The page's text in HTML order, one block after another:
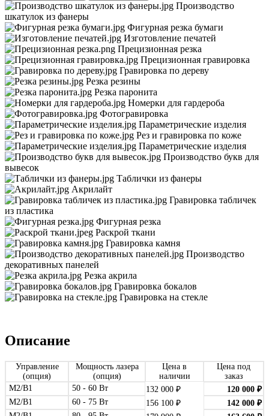
Производство
шкатулок из фанеры
Фигурная резка бумаги
Изготовление печатей
Прецизионная резка
Прецизионная гравировка
Гравировка по дереву
Резка резины
Резка паронита
Номерки для гардероба
Фотогравировка
Параметрические изделия
Рез и гравировка по коже
Параметрические изделия
Производство букв для
вывесок
Таблички из фанеры
Акрилайт
Гравировка табличек
из пластика
Фигурная резка
Раскрой ткани
Гравировка камня
Производство
декоративных панелей
Резка акрила
Гравировка бокалов
Гравировка на стекле
Описание
Управление
(опция)
Мощность лазера
(опция)
Цена в
наличии
Цена под
заказ
M2/B1
50 - 60 Вт 132 000 ₽ 120 000 ₽
M2/B1
60 - 75 Вт 156 100 ₽ 142 000 ₽